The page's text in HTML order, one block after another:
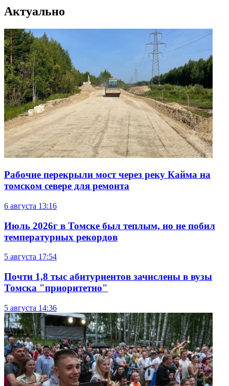
Актуально
Рабочие перекрыли мост через реку Кайма на
томском севере для ремонта
6 августа 13:16
Июль 2026г в Томске был теплым, но не побил
температурных рекордов
5 августа 17:54
Почти 1,8 тыс абитуриентов зачислены в вузы
Томска "приоритетно"
5 августа 14:36